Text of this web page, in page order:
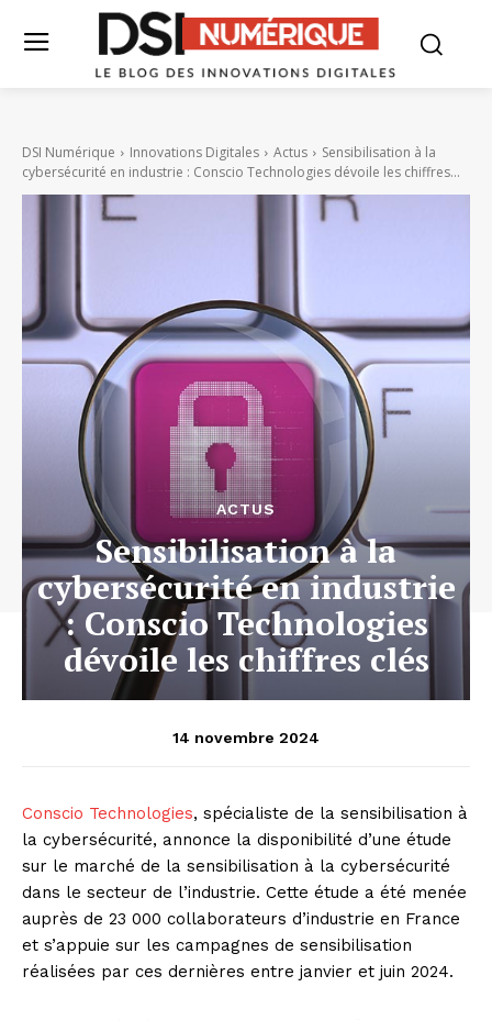
DSI Numérique Innovations Digitales Actus
Sensibilisation à la
cybersécurité en industrie : Conscio Technologies dévoile les chiffres...
ACTUS
Sensibilisation à la
cybersécurité en industrie
: Conscio Technologies
dévoile les chiffres clés
14 novembre 2024
Conscio Technologies, spécialiste de la sensibilisation à
la cybersécurité, annonce la disponibilité d’une étude
sur le marché de la sensibilisation à la cybersécurité
dans le secteur de l’industrie. Cette étude a été menée
auprès de 23 000 collaborateurs d’industrie en France
et s’appuie sur les campagnes de sensibilisation
réalisées par ces dernières entre janvier et juin 2024.